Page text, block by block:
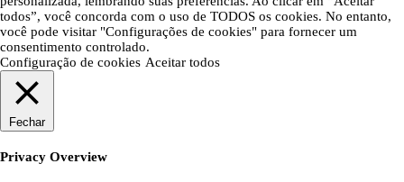
todos”, você concorda com o uso de TODOS os cookies. No entanto,
você pode visitar "Configurações de cookies" para fornecer um
consentimento controlado.
Configuração de cookies Aceitar todos
Fechar
Privacy Overview